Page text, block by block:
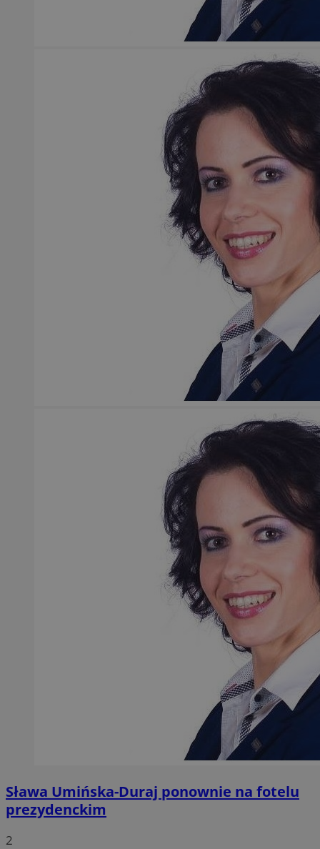
Sława Umińska-Duraj ponownie na fotelu
prezydenckim
2